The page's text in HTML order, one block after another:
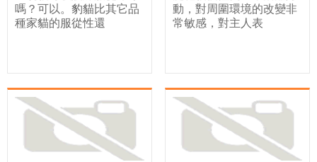
嗎？可以。豹貓比其它品
種家貓的服從性還
動，對周圍環境的改變非
常敏感，對主人表